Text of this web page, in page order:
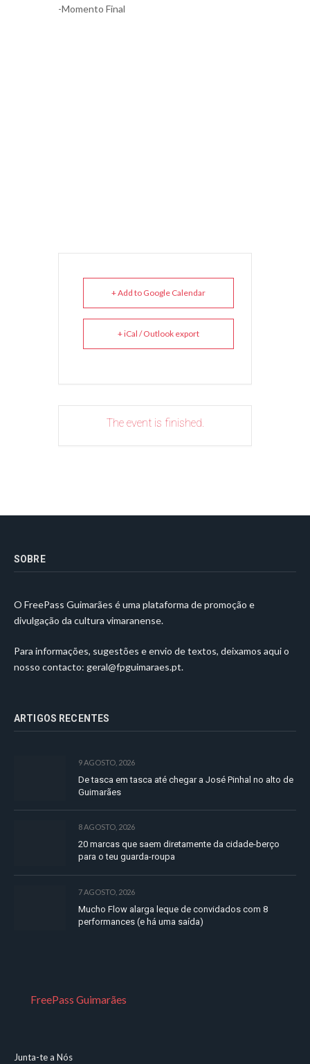
-Momento Final
+ Add to Google Calendar
+ iCal / Outlook export
The event is finished.
SOBRE
O FreePass Guimarães é uma plataforma de promoção e
divulgação da cultura vimaranense.
Para informações, sugestões e envio de textos, deixamos aqui o
nosso contacto: geral@fpguimaraes.pt.
ARTIGOS RECENTES
9 AGOSTO, 2026
De tasca em tasca até chegar a José Pinhal no alto de
Guimarães
8 AGOSTO, 2026
20 marcas que saem diretamente da cidade-berço
para o teu guarda-roupa
7 AGOSTO, 2026
Mucho Flow alarga leque de convidados com 8
performances (e há uma saída)
FreePass Guimarães
Junta-te a Nós